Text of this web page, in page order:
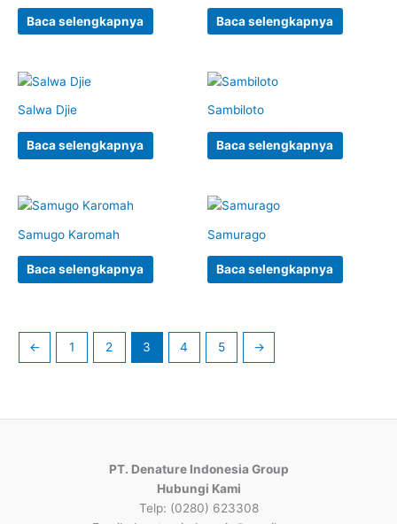
Baca selengkapnya Baca selengkapnya
Salwa Djie
Baca selengkapnya
Sambiloto
Baca selengkapnya
Samugo Karomah
Baca selengkapnya
Samurago
Baca selengkapnya
← 1 2 3 4 5 →
PT. Denature Indonesia Group
Hubungi Kami
Telp: (0280) 623308